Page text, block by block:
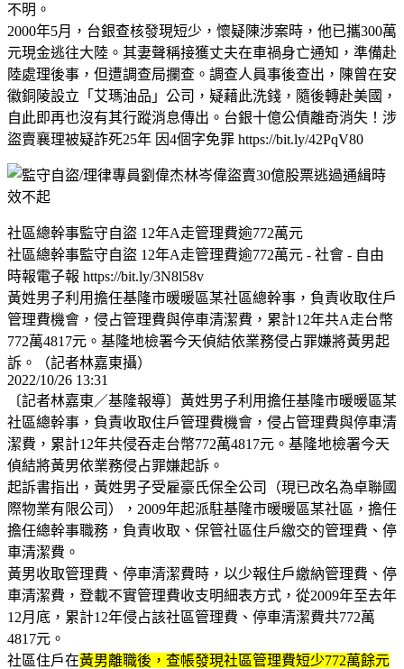
不明。
2000年5月，台銀查核發現短少，懷疑陳涉案時，他已攜300萬
元現金逃往大陸。其妻聲稱接獲丈夫在車禍身亡通知，準備赴
陸處理後事，但遭調查局攔查。調查人員事後查出，陳曾在安
徽銅陵設立「艾瑪油品」公司，疑藉此洗錢，隨後轉赴美國，
自此即再也沒有其行蹤消息傳出。台銀十億公債離奇消失！涉
盜賣襄理被疑詐死25年 因4個字免罪 https://bit.ly/42PqV80
社區總幹事監守自盜 12年A走管理費逾772萬元
社區總幹事監守自盜 12年A走管理費逾772萬元 - 社會 - 自由
時報電子報 https://bit.ly/3N8l58v
黃姓男子利用擔任基隆市暖暖區某社區總幹事，負責收取住戶
管理費機會，侵占管理費與停車清潔費，累計12年共A走台幣
772萬4817元。基隆地檢署今天偵結依業務侵占罪嫌將黃男起
訴。（記者林嘉東攝）
2022/10/26 13:31
〔記者林嘉東／基隆報導〕黃姓男子利用擔任基隆市暖暖區某
社區總幹事，負責收取住戶管理費機會，侵占管理費與停車清
潔費，累計12年共侵吞走台幣772萬4817元。基隆地檢署今天
偵結將黃男依業務侵占罪嫌起訴。
起訴書指出，黃姓男子受雇豪氏保全公司（現已改名為卓聯國
際物業有限公司），2009年起派駐基隆市暖暖區某社區，擔任
擔任總幹事職務，負責收取、保管社區住戶繳交的管理費、停
車清潔費。
黃男收取管理費、停車清潔費時，以少報住戶繳納管理費、停
車清潔費，登載不實管理費收支明細表方式，從2009年至去年
12月底，累計12年侵占該社區管理費、停車清潔費共772萬
4817元。
社區住戶在黃男離職後，查帳發現社區管理費短少772萬餘元